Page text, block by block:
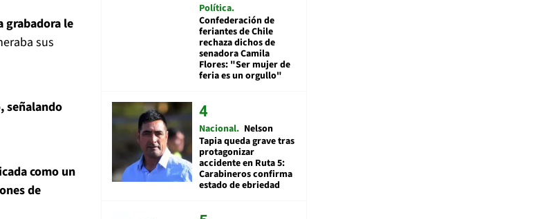
grabadora le
sus
señalando
como un
de
Política
Confederación de
feriantes de Chile
rechaza dichos de
senadora Camila
Flores: "Ser mujer de
feria es un orgullo"
Nacional Nelson
Tapia queda grave tras
protagonizar
accidente en Ruta 5:
Carabineros confirma
estado de ebriedad